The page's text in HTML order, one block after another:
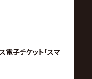
子チケット「スマ